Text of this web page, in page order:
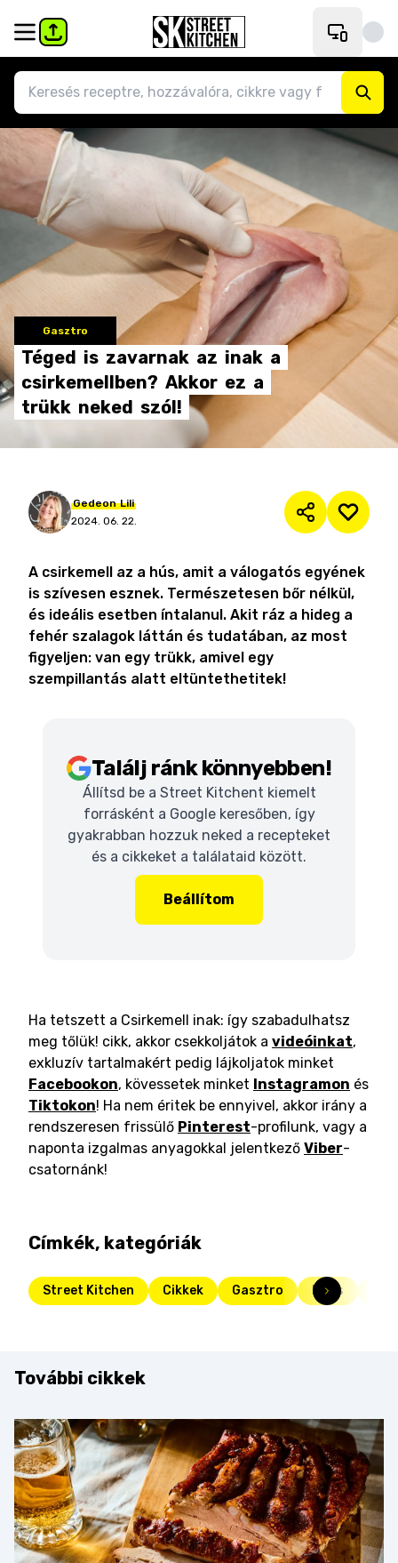
Gasztro
Téged is zavarnak az inak a
csirkemellben? Akkor ez a
trükk neked szól!
Gedeon Lili
2024. 06. 22.
A csirkemell az a hús, amit a válogatós egyének
is szívesen esznek. Természetesen bőr nélkül,
és ideális esetben íntalanul. Akit ráz a hideg a
fehér szalagok láttán és tudatában, az most
figyeljen: van egy trükk, amivel egy
szempillantás alatt eltüntethetitek!
Találj ránk könnyebben!
Állítsd be a Street Kitchent kiemelt
forrásként a Google keresőben, így
gyakrabban hozzuk neked a recepteket
és a cikkeket a találataid között.
Beállítom
Ha tetszett a Csirkemell inak: így szabadulhatsz
meg tőlük! cikk, akkor csekkoljátok a videóinkat,
exkluzív tartalmakért pedig lájkoljatok minket
Facebookon, kövessetek minket Instagramon és
Tiktokon! Ha nem éritek be ennyivel, akkor irány a
rendszeresen frissülő Pinterest-profilunk, vagy a
naponta izgalmas anyagokkal jelentkező Viber-
csatornánk!
Címkék, kategóriák
Street Kitchen Cikkek Gasztro Friss
További cikkek